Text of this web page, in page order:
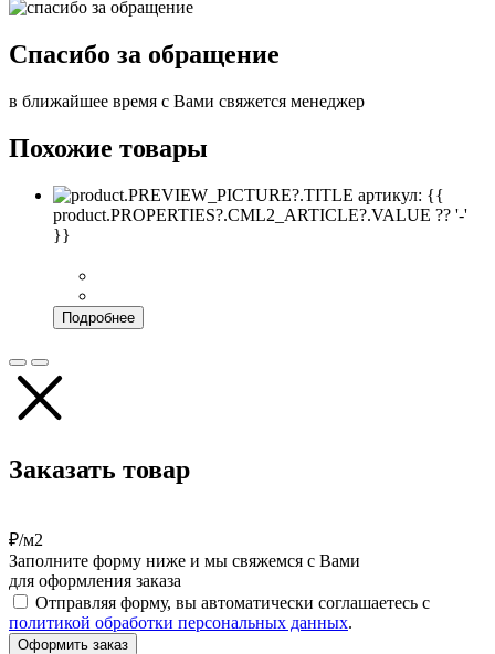
Спасибо за обращение
в ближайшее время с Вами свяжется менеджер
Похожие товары
артикул: {{
product.PROPERTIES?.CML2_ARTICLE?.VALUE ?? '-'
}}
Подробнее
Заказать товар
₽/м2
Заполните форму ниже и мы свяжемся с Вами
для оформления заказа
Отправляя форму, вы автоматически соглашаетесь с
политикой обработки персональных данных.
Оформить заказ